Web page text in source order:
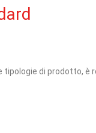
tipologie di prodotto,